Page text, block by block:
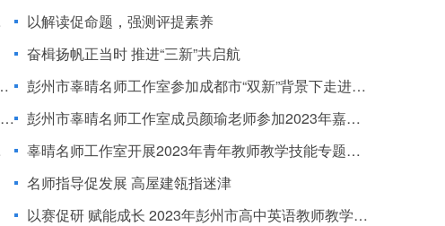
以解读促命题，强测评提素养
奋楫扬帆正当时 推进“三新”共启航
彭州市辜晴名师工作室参加成都市“双新”背景下走进郊区新城区域联合教研活动（简阳市-东部新区）
彭州市辜晴名师工作室成员颜瑜老师参加2023年嘉祥教育骨干教师“逐梦北大”研修班圆满结束
辜晴名师工作室开展2023年青年教师教学技能专题研修 活动
名师指导促发展 高屋建瓴指迷津
以赛促研 赋能成长 2023年彭州市高中英语教师教学技能大赛（说课比赛）